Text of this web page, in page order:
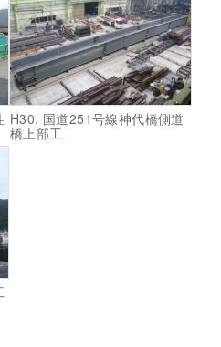
H30. 国道251号線神代橋側道
橋上部工